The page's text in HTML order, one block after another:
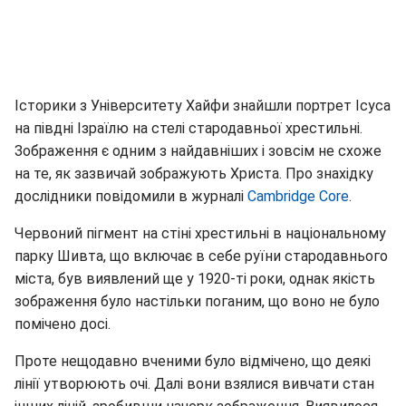
Історики з Університету Хайфи знайшли портрет Ісуса
на півдні Ізраїлю на стелі стародавньої хрестильні.
Зображення є одним з найдавніших і зовсім не схоже
на те, як зазвичай зображують Христа. Про знахідку
дослідники повідомили в журналі Cambridge Core.
Червоний пігмент на стіні хрестильні в національному
парку Шивта, що включає в себе руїни стародавнього
міста, був виявлений ще у 1920-ті роки, однак якість
зображення було настільки поганим, що воно не було
помічено досі.
Проте нещодавно вченими було відмічено, що деякі
лінії утворюють очі. Далі вони взялися вивчати стан